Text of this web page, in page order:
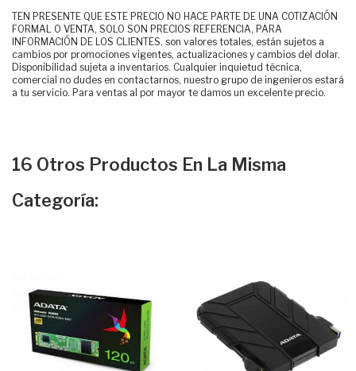
TEN PRESENTE QUE ESTE PRECIO NO HACE PARTE DE UNA COTIZACIÓN
FORMAL O VENTA, SOLO SON PRECIOS REFERENCIA, PARA
INFORMACIÓN DE LOS CLIENTES. son valores totales, están sujetos a
cambios por promociones vigentes, actualizaciones y cambios del dolar.
Disponibilidad sujeta a inventarios. Cualquier inquietud técnica,
comercial no dudes en contactarnos, nuestro grupo de ingenieros estará
a tu servicio. Para ventas al por mayor te damos un excelente precio.
16 Otros Productos En La Misma
Categoría: